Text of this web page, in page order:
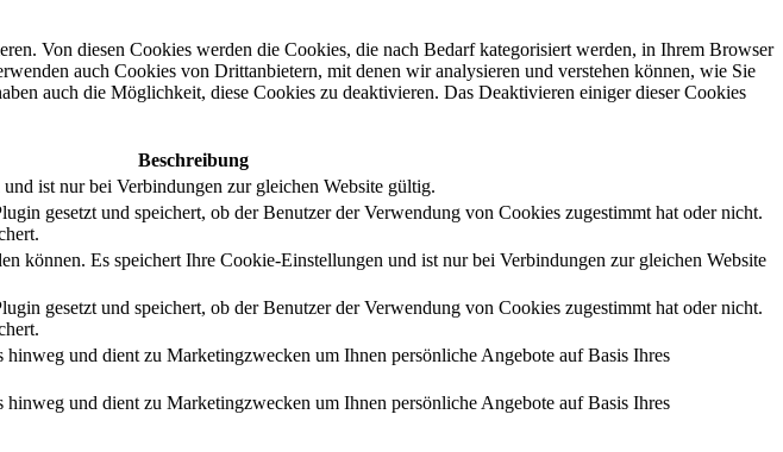
Von diesen Cookies werden die Cookies, die nach Bedarf kategorisiert werden, in Ihrem Browser
auch Cookies von Drittanbietern, mit denen wir analysieren und verstehen können, wie Sie
auch die Möglichkeit, diese Cookies zu deaktivieren. Das Deaktivieren einiger dieser Cookies
Beschreibung
ist nur bei Verbindungen zur gleichen Website gültig.
gesetzt und speichert, ob der Benutzer der Verwendung von Cookies zugestimmt hat oder nicht.
können. Es speichert Ihre Cookie-Einstellungen und ist nur bei Verbindungen zur gleichen Website
gesetzt und speichert, ob der Benutzer der Verwendung von Cookies zugestimmt hat oder nicht.
hinweg und dient zu Marketingzwecken um Ihnen persönliche Angebote auf Basis Ihres
hinweg und dient zu Marketingzwecken um Ihnen persönliche Angebote auf Basis Ihres